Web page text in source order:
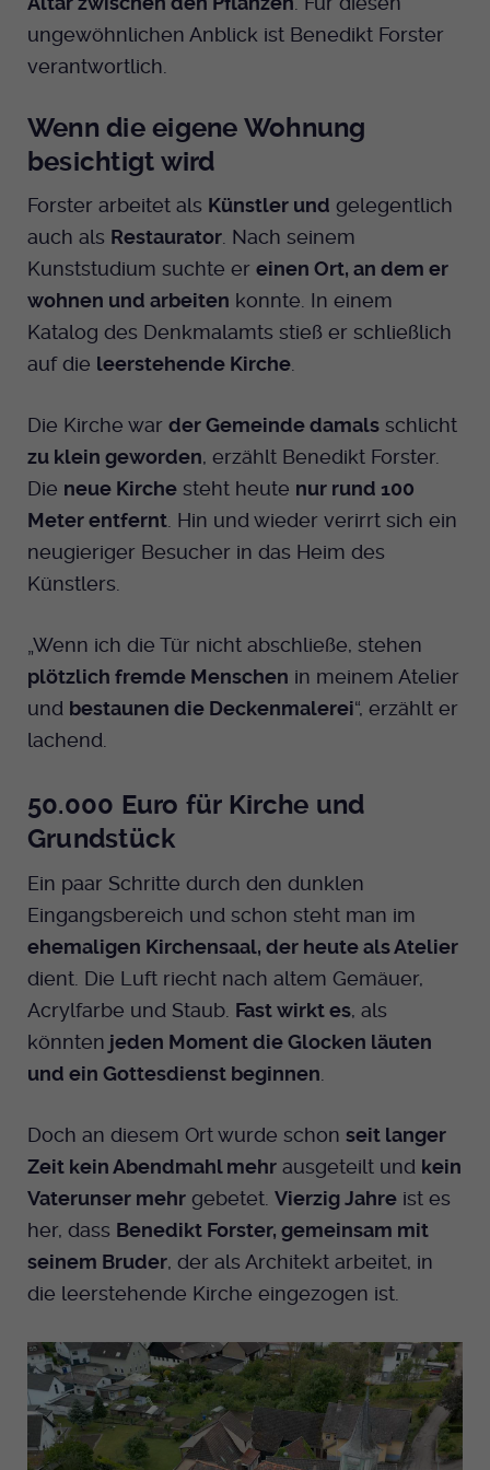
ungewöhnlichen Anblick ist Benedikt Forster
verantwortlich.
Wenn die eigene Wohnung
besichtigt wird
Forster arbeitet als Künstler und gelegentlich
auch als Restaurator. Nach seinem
Kunststudium suchte er einen Ort, an dem er
wohnen und arbeiten konnte. In einem
Katalog des Denkmalamts stieß er schließlich
auf die leerstehende Kirche.
Die Kirche war der Gemeinde damals schlicht
zu klein geworden, erzählt Benedikt Forster.
Die neue Kirche steht heute nur rund 100
Meter entfernt. Hin und wieder verirrt sich ein
neugieriger Besucher in das Heim des
Künstlers.
„Wenn ich die Tür nicht abschließe, stehen
plötzlich fremde Menschen in meinem Atelier
und bestaunen die Deckenmalerei“, erzählt er
lachend.
50.000 Euro für Kirche und
Grundstück
Ein paar Schritte durch den dunklen
Eingangsbereich und schon steht man im
ehemaligen Kirchensaal, der heute als Atelier
dient. Die Luft riecht nach altem Gemäuer,
Acrylfarbe und Staub. Fast wirkt es, als
könnten jeden Moment die Glocken läuten
und ein Gottesdienst beginnen
Doch an diesem Ort wurde schon seit langer
Zeit kein Abendmahl mehr ausgeteilt und kein
Vaterunser mehr gebetet. Vierzig Jahre ist es
her, dass Benedikt Forster, gemeinsam mit
seinem Bruder, der als Architekt arbeitet, in
die leerstehende Kirche eingezogen ist.
Anbieter EKHN
Laufzeit
dieser Cookie am Ende der Sitzung
gelöscht. Ansonsten 1 Monat.
Einstellungen. Eine optionale Nummer
nach dem Namen gibt lediglich eine
Versionsnummer an.